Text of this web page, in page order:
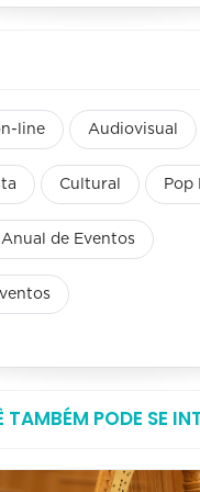
line Audiovisual
Cultural Pop
de Eventos
TAMBÉM PODE SE